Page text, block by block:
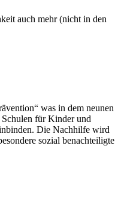
auch mehr (nicht in den
was in dem neunen
für Kinder und
Die Nachhilfe wird
sozial benachteiligte